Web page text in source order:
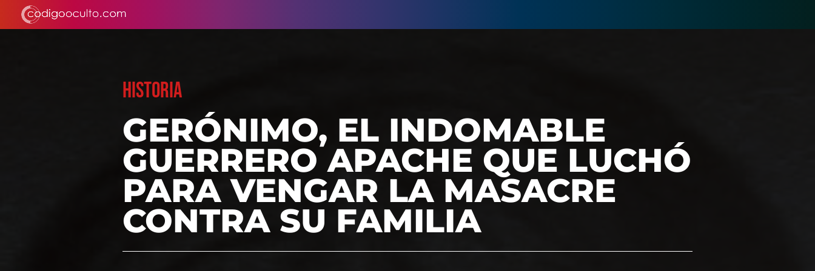
HISTORIA
GERÓNIMO, EL INDOMABLE
GUERRERO APACHE QUE LUCHÓ
PARA VENGAR LA MASACRE
CONTRA SU FAMILIA